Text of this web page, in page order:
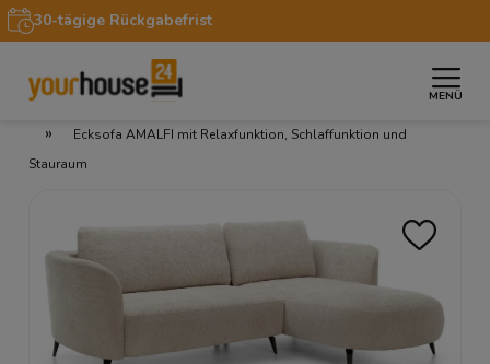
30-tägige Rückgabefrist
MENÜ
Startseite » Möbel Ecksofas
»
Ecksofa AMALFI mit Relaxfunktion, Schlaffunktion und
Stauraum